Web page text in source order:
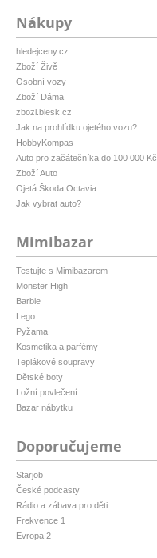
Nákupy
hledejceny.cz
Zboží Živě
Osobní vozy
Zboží Dáma
zbozi.blesk.cz
Jak na prohlídku ojetého vozu?
HobbyKompas
Auto pro začátečníka do 100 000 Kč
Zboží Auto
Ojetá Škoda Octavia
Jak vybrat auto?
Mimibazar
Testujte s Mimibazarem
Monster High
Barbie
Lego
Pyžama
Kosmetika a parfémy
Teplákové soupravy
Dětské boty
Ložní povlečení
Bazar nábytku
Doporučujeme
Starjob
České podcasty
Rádio a zábava pro děti
Frekvence 1
Evropa 2